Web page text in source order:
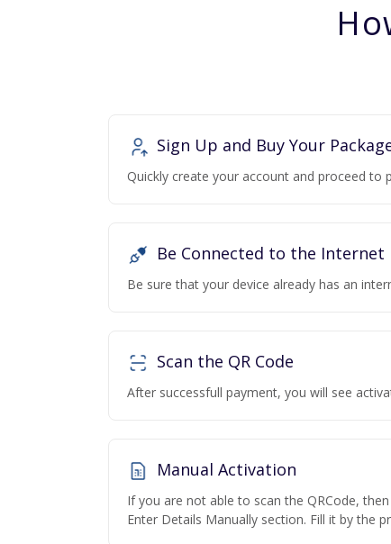
Sign Up and Buy Your
Quickly create your account and proceed to
Be Connected to the Internet
Be sure that your device already has an
Scan the QR Code
After successfull payment, you will see
Manual Activation
If you are not able to scan the QRCode,
Enter Details Manually section. Fill it by the